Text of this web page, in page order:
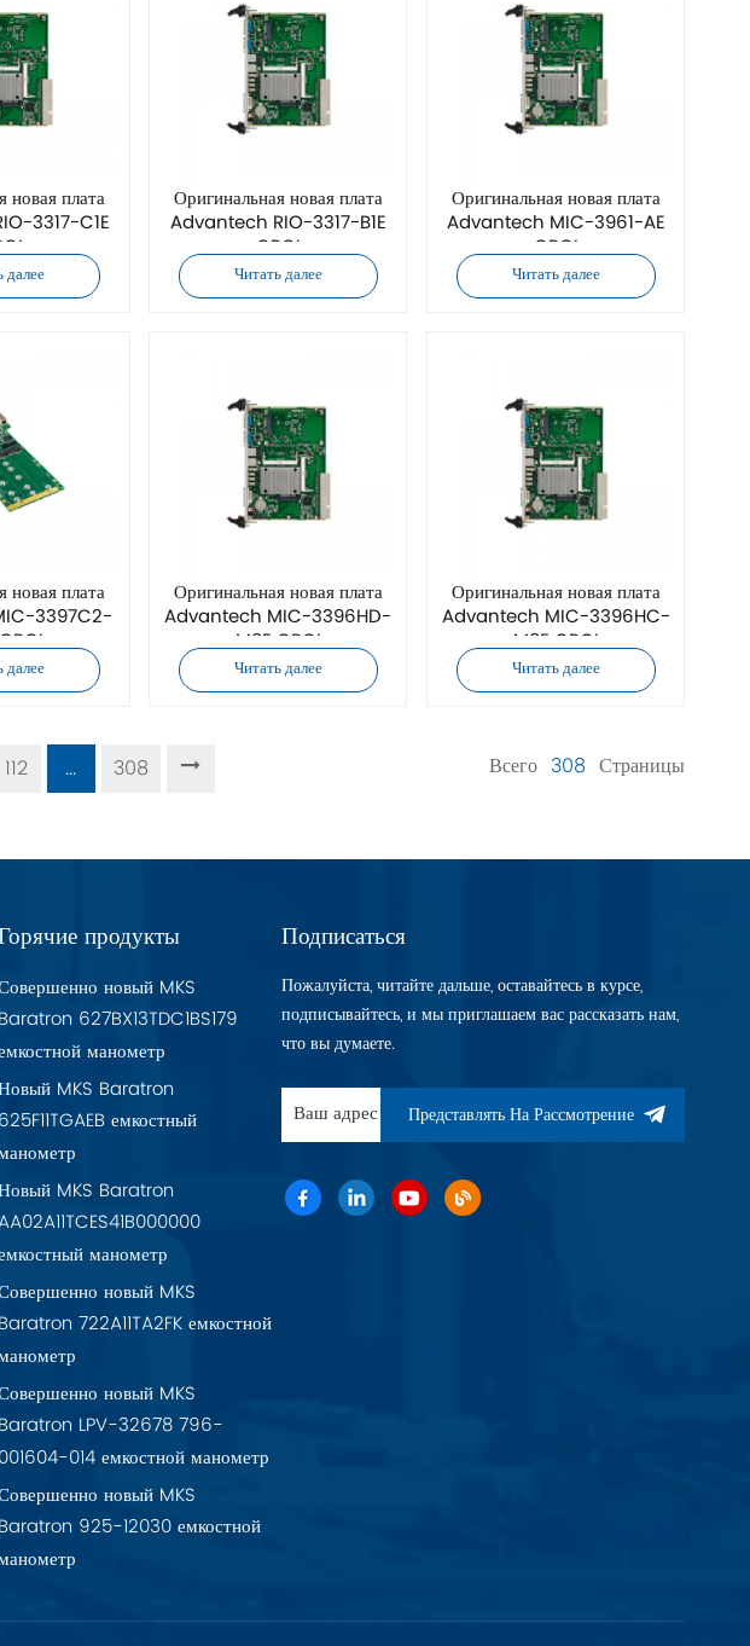
новая плата
3317-C1E
далее
Оригинальная новая плата
Advantech RIO-3317-B1E
CPCI
Читать далее
Оригинальная новая плата
Advantech MIC-3961-AE
CPCI
Читать далее
новая плата
3397C2-
далее
Оригинальная новая плата
Advantech MIC-3396HD-
M8E CPCI
Читать далее
Оригинальная новая плата
Advantech MIC-3396HC-
M8E CPCI
Читать далее
112 ... 308 Всего 308 Страницы
продукты
новый MKS
Baratron 627BX13TDC1BS179
манометр
MKS Baratron
625F11TGAEB емкостный
MKS Baratron
AA02A11TCES41B000000
манометр
новый MKS
Baratron 722A11TA2FK емкостной
новый MKS
Baratron LPV-32678 796-
001604-014 емкостной манометр
новый MKS
Baratron 925-12030 емкостной
Подписаться
Пожалуйста, читайте дальше, оставайтесь в курсе,
подписывайтесь, и мы приглашаем вас рассказать нам,
что вы думаете.
Представлять На Рассмотрение